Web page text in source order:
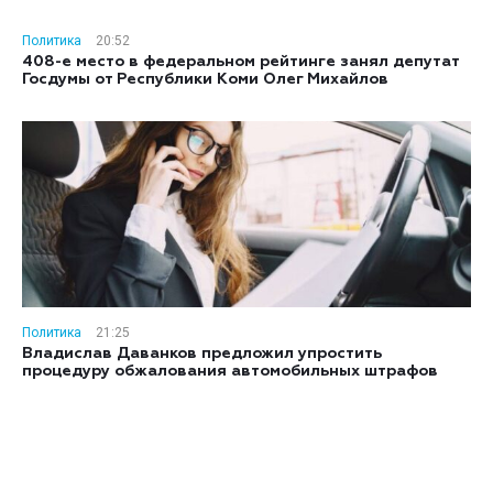
Политика
20:52
408-е место в федеральном рейтинге занял депутат
Госдумы от Республики Коми Олег Михайлов
Политика
21:25
Владислав Даванков предложил упростить
процедуру обжалования автомобильных штрафов